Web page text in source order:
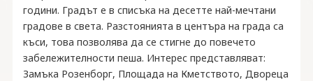
години. Градът е в списъка на десетте най-мечтани
градове в света. Разстоянията в центъра на града са
къси, това позволява да се стигне до повечето
забележителности пеша. Интерес представляват:
Замъка Розенборг, Площада на Кметството, Двореца